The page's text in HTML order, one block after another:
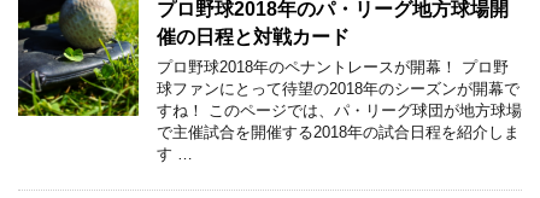
プロ野球2018年のパ・リーグ地方球場開
催の日程と対戦カード
プロ野球2018年のペナントレースが開幕！ プロ野
球ファンにとって待望の2018年のシーズンが開幕で
すね！ このページでは、パ・リーグ球団が地方球場
で主催試合を開催する2018年の試合日程を紹介しま
す …